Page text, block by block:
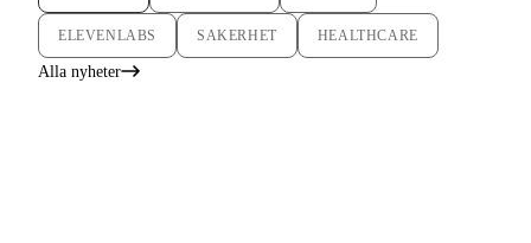
ELEVENLABS SAKERHET HEALTHCARE
Alla nyheter